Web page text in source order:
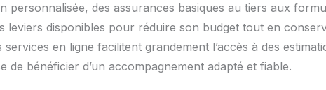
personnalisée, des assurances basiques au tiers aux
leviers disponibles pour réduire son budget tout en
en ligne facilitent grandement l’accès à des
bénéficier d’un accompagnement adapté et fiable.